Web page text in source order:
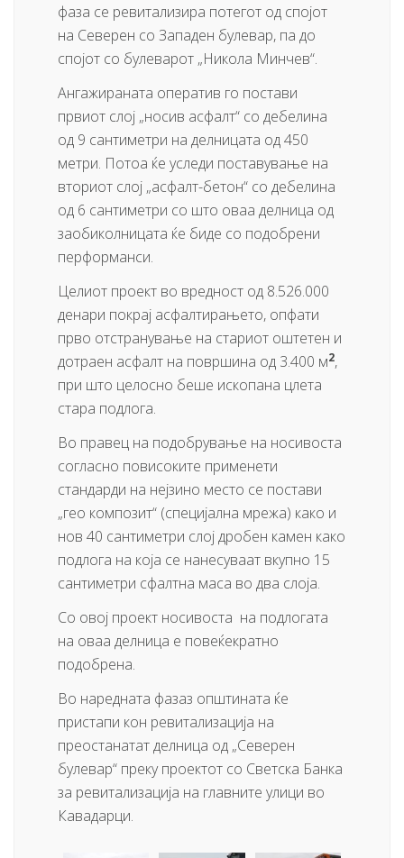
фаза се ревитализира потегот од спојот
на Северен со Западен булевар, па до
спојот со булеварот „Никола Минчев“.
Ангажираната оператив го постави
првиот слој „носив асфалт“ со дебелина
од 9 сантиметри на делницата од 450
метри. Потоа ќе уследи поставување на
вториот слој „асфалт-бетон“ со дебелина
од 6 сантиметри со што оваа делница од
заобиколницата ќе биде со подобрени
перформанси.
Целиот проект во вредност од 8.526.000
денари покрај асфалтирањето, опфати
прво отстранување на стариот оштетен и
дотраен асфалт на површина од 3.400 м2,
при што целосно беше ископана цлета
стара подлога.
Во правец на подобрување на носивоста
согласно повисоките применети
стандарди на нејзино место се постави
„гео композит“ (специјална мрежа) како и
нов 40 сантиметри слој дробен камен како
подлога на која се нанесуваат вкупно 15
сантиметри сфалтна маса во два слоја.
Со овој проект носивоста на подлогата
на оваа делница е повеќекратно
подобрена.
Во наредната фазаз општината ќе
пристапи кон ревитализација на
преостанатат делница од „Северен
булевар“ преку проектот со Светска Банка
за ревитализација на главните улици во
Кавадарци.